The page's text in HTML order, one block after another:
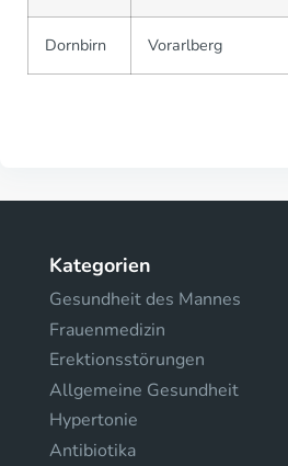
Dornbirn Vorarlberg
Kategorien
Gesundheit des Mannes
Frauenmedizin
Erektionsstörungen
Allgemeine Gesundheit
Hypertonie
Antibiotika